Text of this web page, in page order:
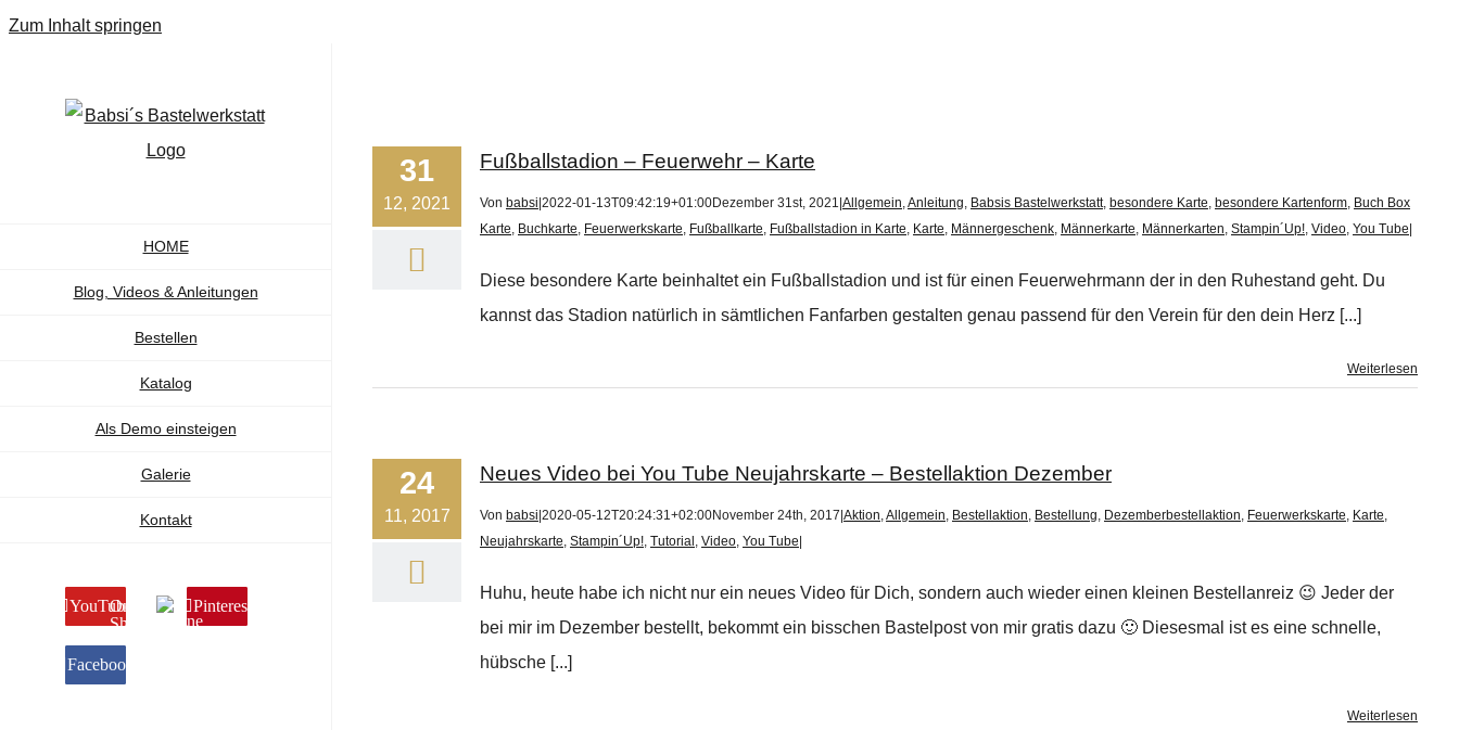
Zum Inhalt springen
HOME
Blog, Videos & Anleitungen
Bestellen
Katalog
Als Demo einsteigen
Galerie
Kontakt
YouTubeOnline
Shop
Pinterest
Facebook
31
12, 2021
Fußballstadion – Feuerwehr – Karte
Von babsi 2022-01-13T09:42:19+01:00Dezember 31st, 2021 Allgemein,Anleitung, Babsis Bastelwerkstatt, besondere Karte, besondere Kartenform, Buch Box
Karte, Buchkarte, Feuerwerkskarte, Fußballkarte, Fußballstadion in Karte, Karte, Männergeschenk, Männerkarte, Männerkarten, Stampin´Up!, Video, You Tube
Diese besondere Karte beinhaltet ein Fußballstadion und ist für einen Feuerwehrmann der in den Ruhestand geht. Du
kannst das Stadion natürlich in sämtlichen Fanfarben gestalten genau passend für den Verein für den dein Herz [...]
Weiterlesen
24
11, 2017
Neues Video bei You Tube Neujahrskarte – Bestellaktion Dezember
Von babsi 2020-05-12T20:24:31+02:00November 24th, 2017 Aktion,Allgemein, Bestellaktion, Bestellung, Dezemberbestellaktion, Feuerwerkskarte, Karte,
Neujahrskarte, Stampin´Up!, Tutorial , Video, You Tube
Huhu, heute habe ich nicht nur ein neues Video für Dich, sondern auch wieder einen kleinen Bestellanreiz 😉 Jeder der
bei mir im Dezember bestellt, bekommt ein bisschen Bastelpost von mir gratis dazu 🙂 Diesesmal ist es eine schnelle,
hübsche [...]
Weiterlesen